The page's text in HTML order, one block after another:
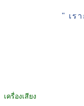
" เร
เครื่องเสียง